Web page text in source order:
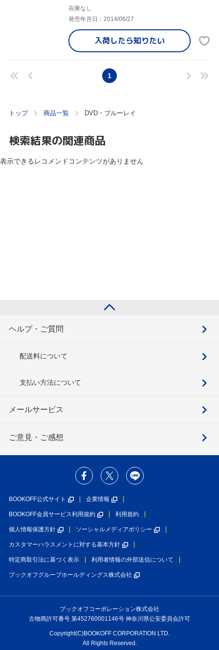
在庫なし
発売年月日：2014/06/27
入荷したら知りたい
1
トップ 商品一覧 DVD・ブルーレイ
検索結果の関連商品
表示できるレコメンドコンテンツがありません
ヘルプ・ご質問
配送料について
支払い方法について
メールサービス
ご意見・ご感想
BOOKOFF公式サイト 企業情報
BOOKOFF会員サービス利用規約 利用規約
個人情報保護方針 ソーシャルメディアポリシー
カスタマーハラスメントに対する基本方針
特定商取引法に基づく表示 利用者情報の外部送信について
ブックオフグループホールディングス株式会社
ブックオフコーポレーション株式会社
古物商許可番号 第452760001146号 神奈川県公安委員会許可
Copyright(C)BOOKOFF CORPORATION LTD.
All Rights Reserved.